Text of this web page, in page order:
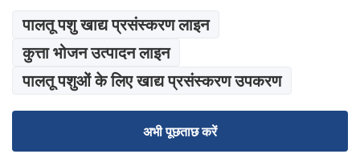
पालतू पशु खाद्य प्रसंस्करण लाइन
कुत्ता भोजन उत्पादन लाइन
पालतू पशुओं के लिए खाद्य प्रसंस्करण उपकरण
अभी पूछताछ करें